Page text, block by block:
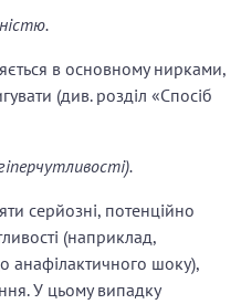
в основному нирками,
(див. розділ «Спосіб
серйозні, потенційно
(наприклад,
анафілактичного шоку),
У цьому випадку